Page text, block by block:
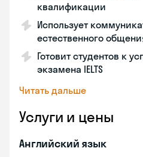
квалификации
Использует
естественного
Готовит студентов к
экзамена IELTS
Читать дальше
Услуги и цены
Английский язык